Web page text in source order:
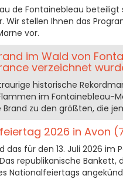
de Fontainebleau beteiligt
Wir stellen Ihnen das
vor.
im Wald von
verzeichnet
historische
im Fontainebleau-
Brand zu den größten, die
2026 in Avon
das für den 13. Juli 2026
republikanische Bankett,
Nationalfeiertags